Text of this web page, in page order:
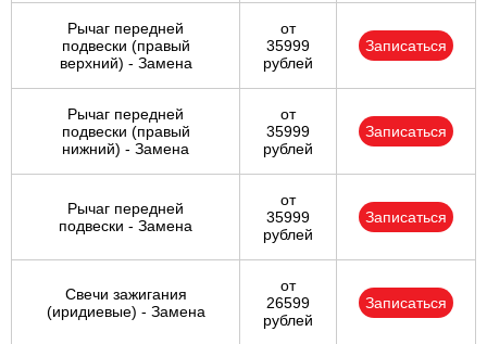
Рычаг передней
подвески (правый
верхний) - Замена
от
35999
рублей
Записаться
Рычаг передней
подвески (правый
нижний) - Замена
от
35999
рублей
Записаться
Рычаг передней
подвески - Замена
от
35999
рублей
Записаться
Свечи зажигания
(иридиевые) - Замена
от
26599
рублей
Записаться